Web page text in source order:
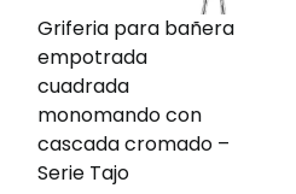
Griferia para bañera
empotrada
cuadrada
monomando con
cascada cromado –
Serie Tajo